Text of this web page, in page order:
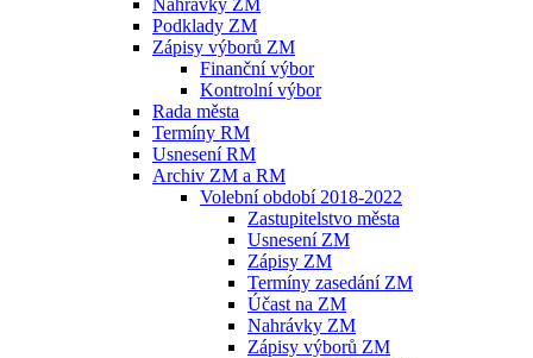
Nahrávky ZM
Podklady ZM
Zápisy výborů ZM
Finanční výbor
Kontrolní výbor
Rada města
Termíny RM
Usnesení RM
Archiv ZM a RM
Volební období 2018-2022
Zastupitelstvo města
Usnesení ZM
Zápisy ZM
Termíny zasedání ZM
Účast na ZM
Nahrávky ZM
Zápisy výborů ZM